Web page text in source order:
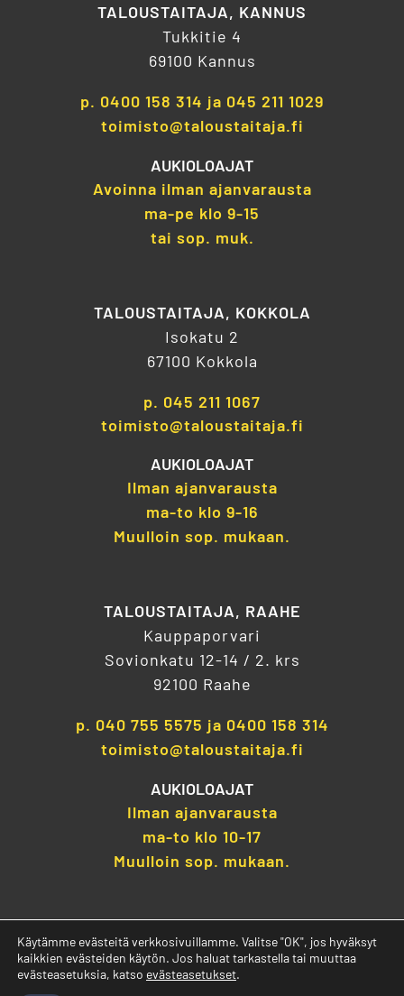
TALOUSTAITAJA, KANNUS
Tukkitie 4
69100 Kannus
p. 0400 158 314 ja 045 211 1029
toimisto@taloustaitaja.fi
AUKIOLOAJAT
Avoinna ilman ajanvarausta
ma-pe klo 9-15
tai sop. muk.
TALOUSTAITAJA, KOKKOLA
Isokatu 2
67100 Kokkola
p. 045 211 1067
toimisto@taloustaitaja.fi
AUKIOLOAJAT
Ilman ajanvarausta
ma-to klo 9-16
Muulloin sop. mukaan.
TALOUSTAITAJA, RAAHE
Kauppaporvari
Sovionkatu 12-14 / 2. krs
92100 Raahe
p. 040 755 5575 ja 0400 158 314
toimisto@taloustaitaja.fi
AUKIOLOAJAT
Ilman ajanvarausta
ma-to klo 10-17
Muulloin sop. mukaan.
Tietosuojaseloste
Käytämme evästeitä verkkosivuillamme. Valitse "OK", jos hyväksyt
kaikkien evästeiden käytön. Jos haluat tarkastella tai muuttaa
evästeasetuksia, katso evästeasetukset.